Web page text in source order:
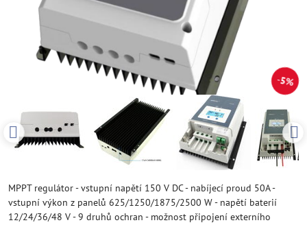
5%
MPPT regulátor - vstupní napětí 150 V DC - nabíjecí proud 50A -
vstupní výkon z panelů 625/1250/1875/2500 W - napětí baterií
12/24/36/48 V - 9 druhů ochran - možnost připojení externího